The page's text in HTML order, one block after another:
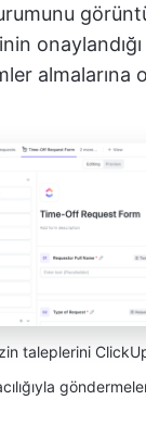
almalarına
taleplerini